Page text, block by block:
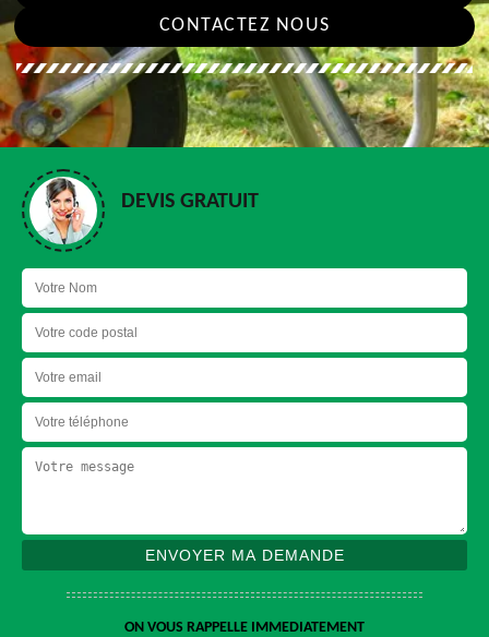
CONTACTEZ NOUS
DEVIS GRATUIT
ON VOUS RAPPELLE IMMEDIATEMENT